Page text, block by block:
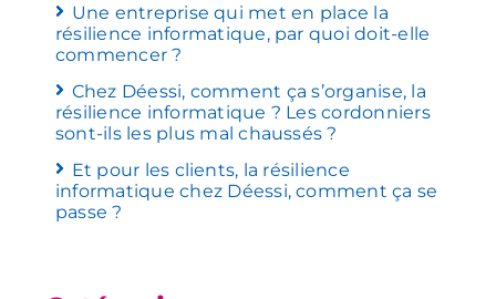
Une entreprise qui met en place la
résilience informatique, par quoi doit-elle
commencer ?
Chez Déessi, comment ça s’organise, la
résilience informatique ? Les cordonniers
sont-ils les plus mal chaussés ?
Et pour les clients, la résilience
informatique chez Déessi, comment ça se
passe ?